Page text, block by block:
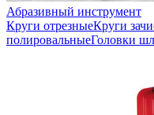
Абразивный инструмент
Круги отрезныеКруги
полировальныеГоловки